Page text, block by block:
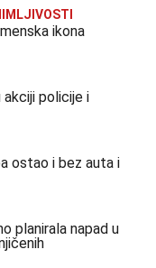
ikona
akciji policije i
ostao i bez auta i
planirala napad u